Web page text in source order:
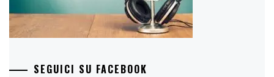
SEGUICI SU FACEBOOK